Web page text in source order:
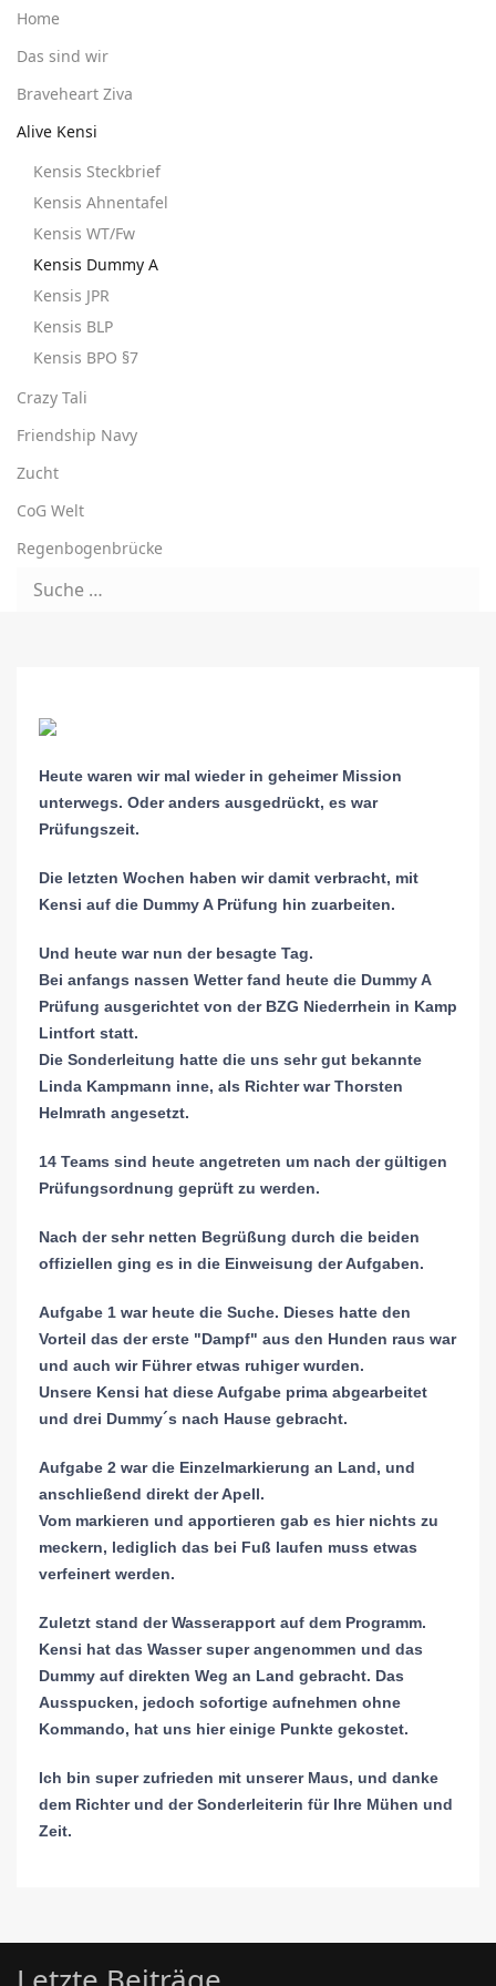
Home
Das sind wir
Braveheart Ziva
Alive Kensi
Kensis Steckbrief
Kensis Ahnentafel
Kensis WT/Fw
Kensis Dummy A
Kensis JPR
Kensis BLP
Kensis BPO §7
Crazy Tali
Friendship Navy
Zucht
CoG Welt
Regenbogenbrücke
Heute waren wir mal wieder in geheimer Mission
unterwegs. Oder anders ausgedrückt, es war
Prüfungszeit.
Die letzten Wochen haben wir damit verbracht, mit
Kensi auf die Dummy A Prüfung hin zuarbeiten.
Und heute war nun der besagte Tag.
Bei anfangs nassen Wetter fand heute die Dummy A
Prüfung ausgerichtet von der BZG Niederrhein in Kamp
Lintfort statt.
Die Sonderleitung hatte die uns sehr gut bekannte
Linda Kampmann inne, als Richter war Thorsten
Helmrath angesetzt.
14 Teams sind heute angetreten um nach der gültigen
Prüfungsordnung geprüft zu werden.
Nach der sehr netten Begrüßung durch die beiden
offiziellen ging es in die Einweisung der Aufgaben.
Aufgabe 1 war heute die Suche. Dieses hatte den
Vorteil das der erste "Dampf" aus den Hunden raus war
und auch wir Führer etwas ruhiger wurden.
Unsere Kensi hat diese Aufgabe prima abgearbeitet
und drei Dummy´s nach Hause gebracht.
Aufgabe 2 war die Einzelmarkierung an Land, und
anschließend direkt der Apell.
Vom markieren und apportieren gab es hier nichts zu
meckern, lediglich das bei Fuß laufen muss etwas
verfeinert werden.
Zuletzt stand der Wasserapport auf dem Programm.
Kensi hat das Wasser super angenommen und das
Dummy auf direkten Weg an Land gebracht. Das
Ausspucken, jedoch sofortige aufnehmen ohne
Kommando, hat uns hier einige Punkte gekostet.
Ich bin super zufrieden mit unserer Maus, und danke
dem Richter und der Sonderleiterin für Ihre Mühen und
Zeit.